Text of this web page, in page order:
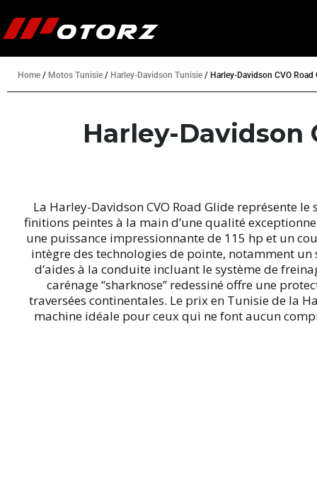
Home / Motos Tunisie / Harley-Davidson Tunisie / Harley-Davidson CVO
Harley-Davidson
La Harley-Davidson CVO Road Glide représente
finitions peintes à la main d’une qualité
une puissance impressionnante de 115 hp et un
intègre des technologies de pointe, notamment
d’aides à la conduite incluant le système de
carénage “sharknose” redessiné offre une
traversées continentales. Le prix en Tunisie de la
machine idéale pour ceux qui ne font aucun